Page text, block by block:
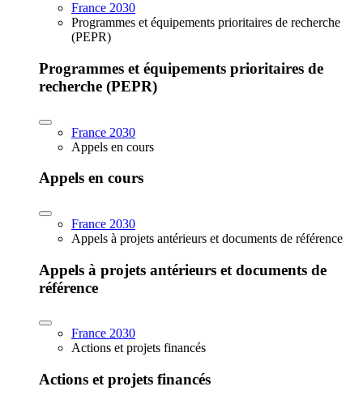
France 2030
Programmes et équipements prioritaires de recherche
(PEPR)
Programmes et équipements prioritaires de
recherche (PEPR)
France 2030
Appels en cours
Appels en cours
France 2030
Appels à projets antérieurs et documents de référence
Appels à projets antérieurs et documents de
référence
France 2030
Actions et projets financés
Actions et projets financés